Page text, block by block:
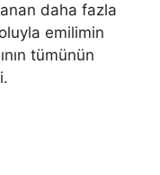
daha fazla
emilimin
tümünün